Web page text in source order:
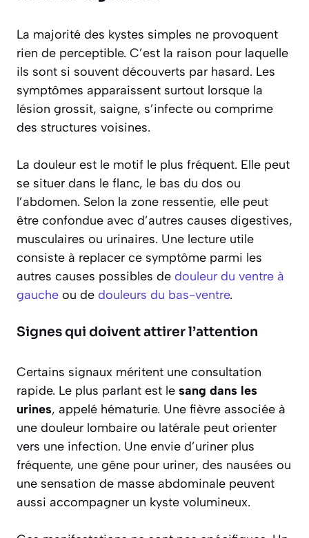
La majorité des kystes simples ne provoquent
rien de perceptible. C’est la raison pour laquelle
ils sont si souvent découverts par hasard. Les
symptômes apparaissent surtout lorsque la
lésion grossit, saigne, s’infecte ou comprime
des structures voisines.
La douleur est le motif le plus fréquent. Elle peut
se situer dans le flanc, le bas du dos ou
l’abdomen. Selon la zone ressentie, elle peut
être confondue avec d’autres causes digestives,
musculaires ou urinaires. Une lecture utile
consiste à replacer ce symptôme parmi les
autres causes possibles de douleur du ventre à
gauche ou de douleurs du bas-ventre.
Signes qui doivent attirer l’attention
Certains signaux méritent une consultation
rapide. Le plus parlant est le sang dans les
urines, appelé hématurie. Une fièvre associée à
une douleur lombaire ou latérale peut orienter
vers une infection. Une envie d’uriner plus
fréquente, une gêne pour uriner, des nausées ou
une sensation de masse abdominale peuvent
aussi accompagner un kyste volumineux.